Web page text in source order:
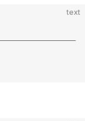
text